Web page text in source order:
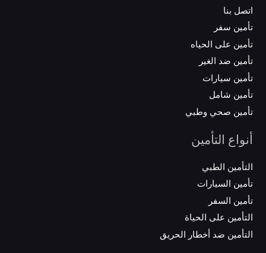
اتصل بنا
تأمين سفر
تأمين على الحياه
تأمين ضد الغير
تأمين سيارات
تأمين شامل
تأمين صحي وطبي
أنواع التأمين
التأمين الطبي
تأمين السيارات
تأمين السفر
التأمين على الحياة
التأمين ضد أخطار الحريق